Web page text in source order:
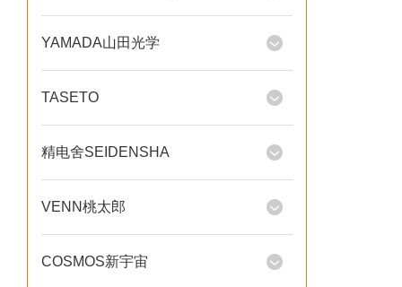
YAMADA山田光学
TASETO
精电舍SEIDENSHA
VENN桃太郎
COSMOS新宇宙